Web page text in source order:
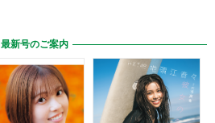
最新号のご案内